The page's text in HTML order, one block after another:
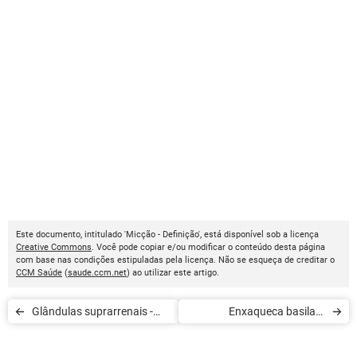
Este documento, intitulado 'Micção - Definição', está disponível sob a licença
Creative Commons. Você pode copiar e/ou modificar o conteúdo desta página
com base nas condições estipuladas pela licença. Não se esqueça de creditar o
CCM Saúde (saude.ccm.net) ao utilizar este artigo.
Glândulas suprarrenais -
Enxaqueca basilar -